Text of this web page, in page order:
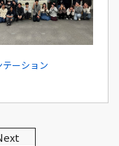
ーション